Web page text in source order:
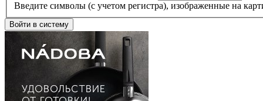
Введите символы (с учетом регистра), изображенные на